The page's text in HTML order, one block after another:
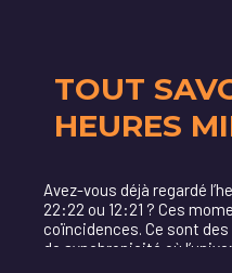
TOUT
HEURES
Avez-vous déjà regardé
22:22 ou 12:21 ? Ces
coïncidences. Ce sont
de synchronicité où